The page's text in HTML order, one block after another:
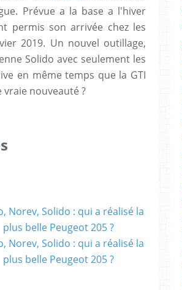
Prévue a la base a l'hiver
permis son arrivée chez les
2019. Un nouvel outillage,
Solido avec seulement les
en même temps que la GTI
nouveauté ?